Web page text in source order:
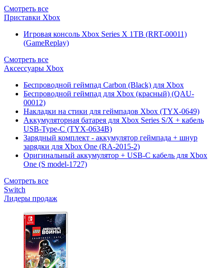
Смотреть все
Приставки Xbox
Игровая консоль Xbox Series X 1TB (RRT-00011)
(GameReplay)
Смотреть все
Аксессуары Xbox
Беспроводной геймпад Carbon (Black) для Xbox
Беспроводной геймпад для Xbox (красный) (QAU-
00012)
Накладки на стики для геймпадов Xbox (TYX-0649)
Аккумуляторная батарея для Xbox Series S/X + кабель
USB-Type-C (TYX-0634B)
Зарядный комплект - аккумулятор геймпада + шнур
зарядки для Xbox One (RA-2015-2)
Оригинальный аккумулятор + USB-C кабель для Xbox
One (S model-1727)
Смотреть все
Switch
Лидеры продаж